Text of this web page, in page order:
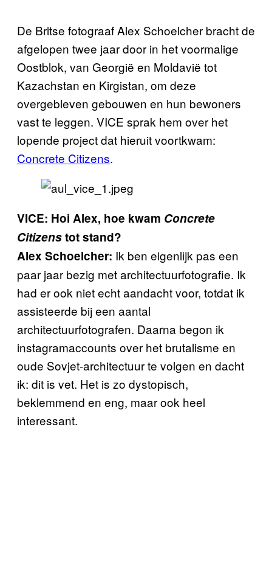
De Britse fotograaf Alex Schoelcher bracht de
afgelopen twee jaar door in het voormalige
Oostblok, van Georgië en Moldavië tot
Kazachstan en Kirgistan, om deze
overgebleven gebouwen en hun bewoners
vast te leggen. VICE sprak hem over het
lopende project dat hieruit voortkwam:
Concrete Citizens.
VICE: Hoi Alex, hoe kwam Concrete
Citizenstot stand?
Alex Schoelcher: Ik ben eigenlijk pas een
paar jaar bezig met architectuurfotografie. Ik
had er ook niet echt aandacht voor, totdat ik
assisteerde bij een aantal
architectuurfotografen. Daarna begon ik
instagramaccounts over het brutalisme en
oude Sovjet-architectuur te volgen en dacht
ik: dit is vet. Het is zo dystopisch,
beklemmend en eng, maar ook heel
interessant.